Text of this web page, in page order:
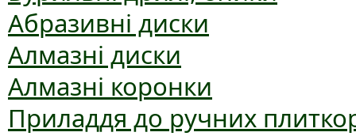
Абразивні диски
Алмазні диски
Алмазні коронки
Приладдя до ручних